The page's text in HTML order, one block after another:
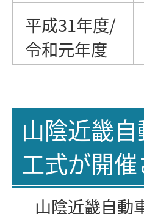
平成31年度/
令和元年度
山陰近畿
工式が開
山陰近畿自動